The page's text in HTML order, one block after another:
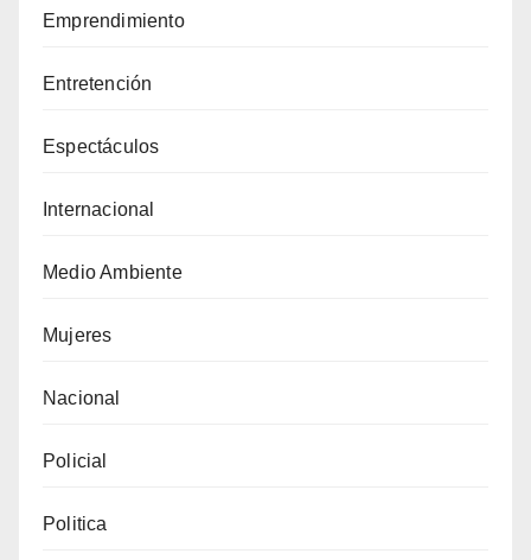
Emprendimiento
Entretención
Espectáculos
Internacional
Medio Ambiente
Mujeres
Nacional
Policial
Politica